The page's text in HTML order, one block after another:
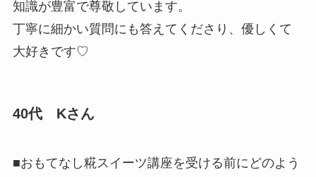
知識が豊富で尊敬しています。
丁寧に細かい質問にも答えてくださり、優しくて
大好きです♡
40代 Kさん
■おもてなし糀スイーツ講座を受ける前にどのよう